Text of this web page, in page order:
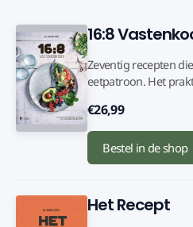
16:8
Zeventig recepten
eetpatroon. Het
€26,99
Bestel in de shop
Het Recept